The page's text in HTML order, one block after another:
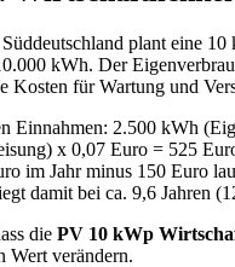
plant eine
kWh. Der
Kosten für Wartung und
Einnahmen: 2.500 kWh
x 0,07 Euro = 525
im Jahr minus 150 Euro
damit bei ca. 9,6 Jahren
die PV 10 kWp
Wert verändern.